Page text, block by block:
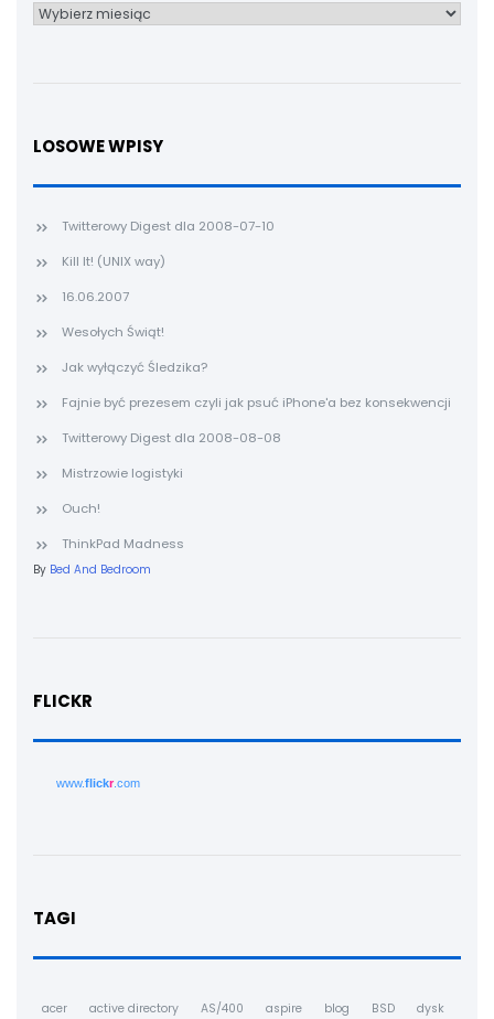
Archiwum
LOSOWE WPISY
Twitterowy Digest dla 2008-07-10
Kill It! (UNIX way)
16.06.2007
Wesołych Świąt!
Jak wyłączyć Śledzika?
Fajnie być prezesem czyli jak psuć iPhone'a bez konsekwencji
Twitterowy Digest dla 2008-08-08
Mistrzowie logistyki
Ouch!
ThinkPad Madness
By Bed And Bedroom
FLICKR
www.flickr.com
TAGI
acer active directory AS/400 aspire blog BSD dysk